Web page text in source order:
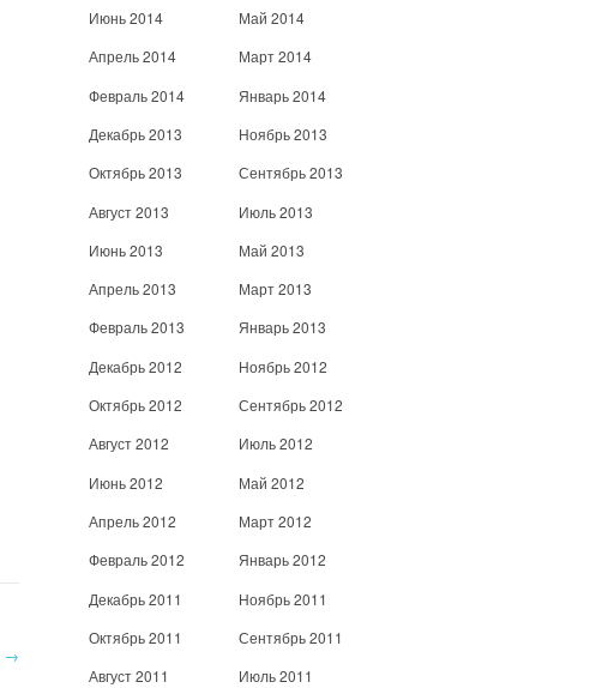
→
Июнь 2014
Май 2014
Апрель 2014
Март 2014
Февраль 2014
Январь 2014
Декабрь 2013
Ноябрь 2013
Октябрь 2013
Сентябрь 2013
Август 2013
Июль 2013
Июнь 2013
Май 2013
Апрель 2013
Март 2013
Февраль 2013
Январь 2013
Декабрь 2012
Ноябрь 2012
Октябрь 2012
Сентябрь 2012
Август 2012
Июль 2012
Июнь 2012
Май 2012
Апрель 2012
Март 2012
Февраль 2012
Январь 2012
Декабрь 2011
Ноябрь 2011
Октябрь 2011
Сентябрь 2011
Август 2011
Июль 2011